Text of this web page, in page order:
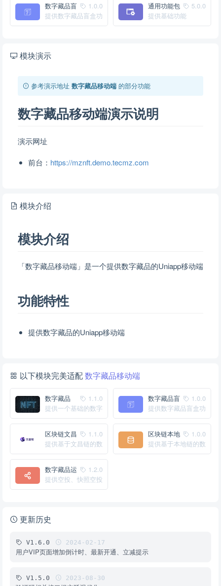
1.0.0
数字藏品盲
盒
提供数字藏品盲盒功
能
5.0.0
通用功能包
提供基础功能
模块演示
参考演示地址 数字藏品移动端 的部分功能
数字藏品移动端演示说明
演示网址
前台： https://mznft.demo.tecmz.com
模块介绍
模块介绍
「数字藏品移动端」是一个提供数字藏品的Uniapp移动端
功能特性
提供数字藏品的Uniapp移动端
以下模块完美适配数字藏品移动端
1.1.0
数字藏品
提供一个基础的数字
藏品系统
1.0.0
数字藏品盲
盒
提供数字藏品盲盒功
能
1.1.0
区块链文昌
链驱动
提供基于文昌链的数
字藏品驱动
1.0.0
区块链本地
链驱动
提供基于本地链的数
字藏品驱动
1.2.0
数字藏品运
营增强
提供空投、快照空投
等功能
更新历史
V1.6.0 2024-02-17
用户VIP页面增加倒计时、最新开通、立减提示
V1.5.0 2023-08-30